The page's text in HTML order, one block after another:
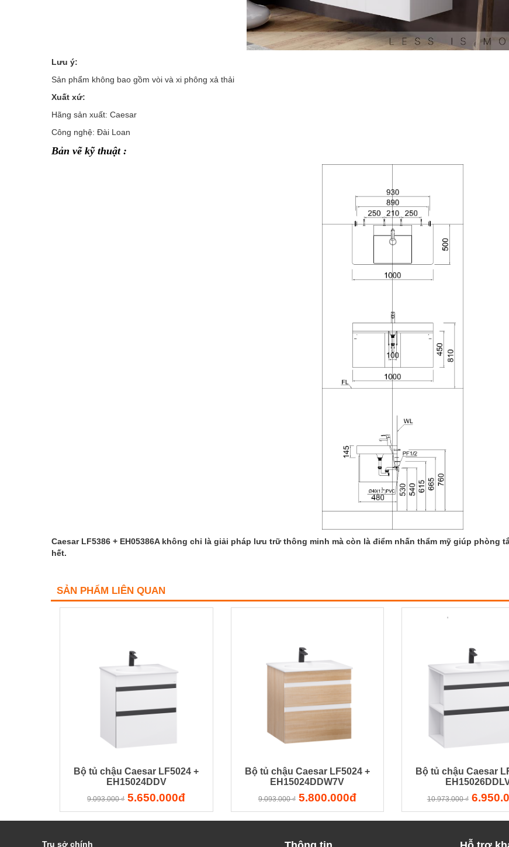
Lưu ý:
Sản phẩm không bao gồm vòi và xi phông xả thải
Xuất xứ:
Hãng sản xuất: Caesar
Công nghệ: Đài Loan
Bản vẽ kỹ thuật :
Caesar LF5386 + EH05386A không chỉ là giải pháp lưu trữ thông minh mà còn là điểm nhấn thẩm mỹ giúp
hết.
SẢN PHẨM LIÊN QUAN
Bộ tủ chậu Caesar LF5024 +
EH15024DDV
9.093.000 ₫ 5.650.000đ
Bộ tủ chậu Caesar LF5024 +
EH15024DDW7V
9.093.000 ₫ 5.800.000đ
Bộ tủ chậu Caesar
10.973.000 ₫
Trụ sở chính